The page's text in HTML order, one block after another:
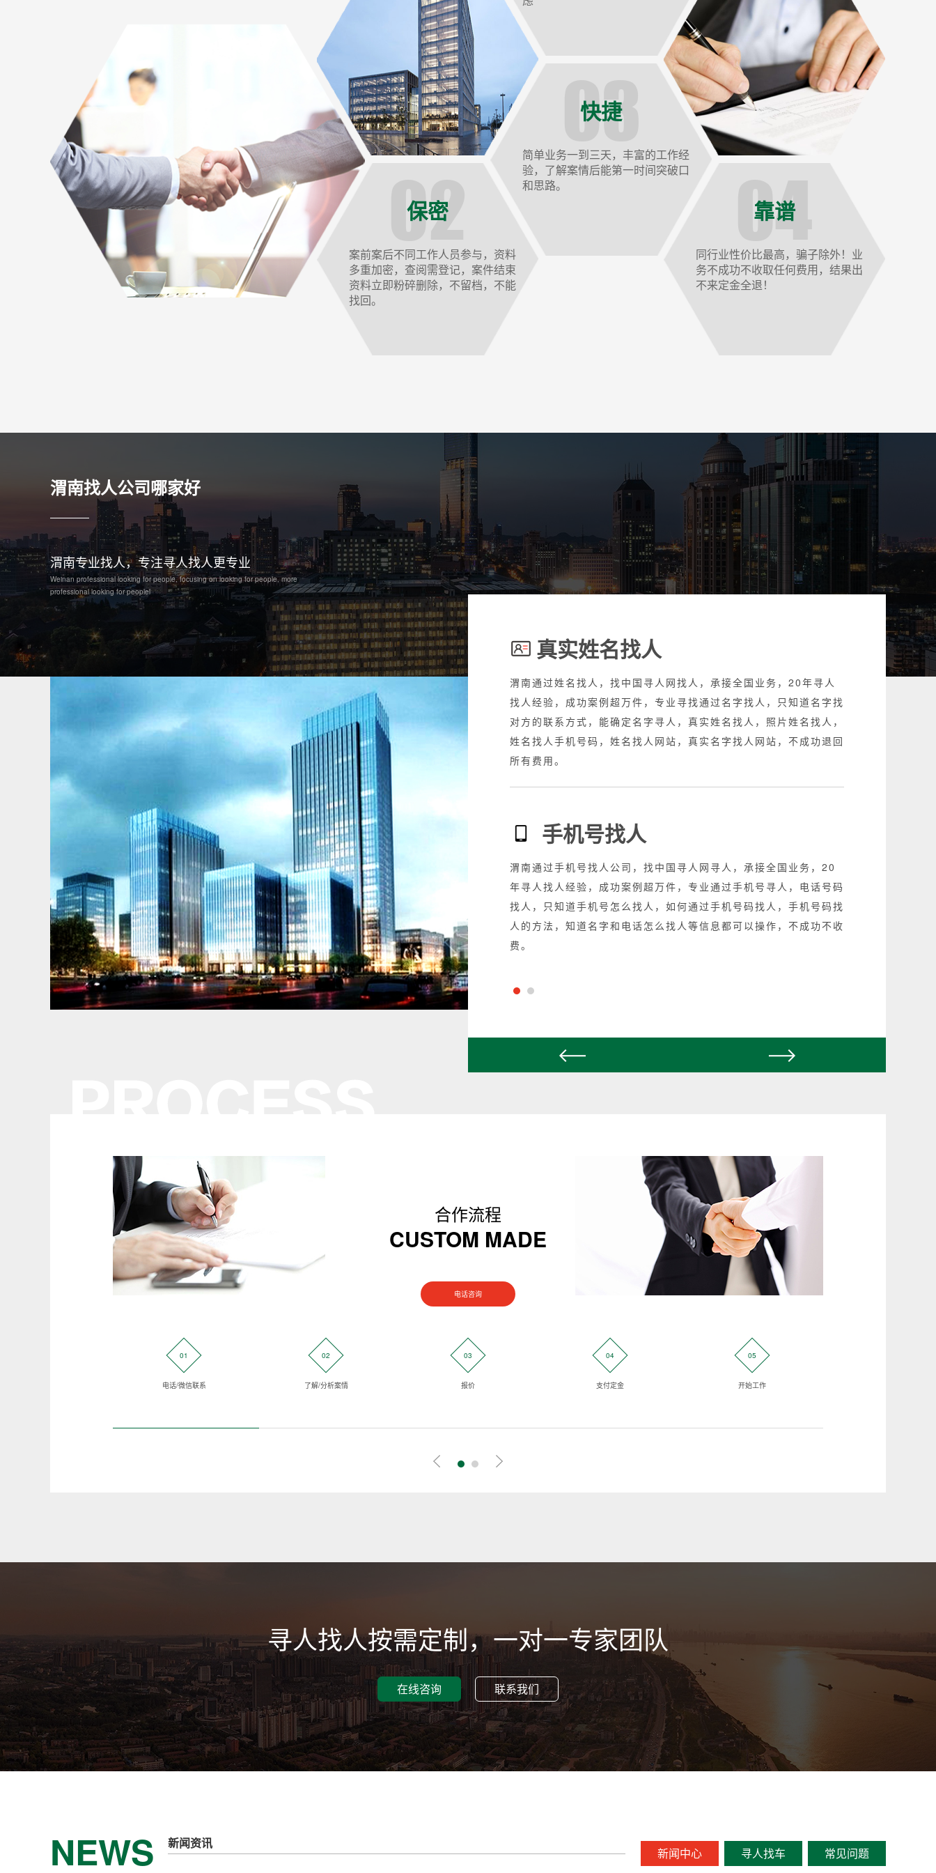
保密
案前案后不同工作人员参与，资料
多重加密，查阅需登记，案件结束
资料立即粉碎删除，不留档，不能
找回。
快捷
简单业务一到三天，丰富的工作经
验，了解案情后能第一时间突破口
和思路。
靠谱
同行业性价比最高，骗子除外！业
务不成功不收取任何费用，结果出
不来定金全退！
渭南找人公司哪家好
渭南专业找人，专注寻人找人更专业
Weinan professional looking for people, focusing on looking for people, more
professional looking for peoplel
车牌号找人
找人经验，成功案例超万件，专业找车平台，知道车牌寻人找车，车
丢了怎么找车最快，通过车找人信息，按揭车丢了怎么查，抵押车找
回，租车行车辆找回，车牌号找人怎么找人，专业找人车服务，找到
了给付费用，不成功不收费。
寻找老赖欠款人
渭南专业找老赖公司，找中国寻人网找人，承接全国业务，20年寻
人找人经验，成功案例超万件，专业寻找老赖、网逃，失信人，故意
失踪，债务人，欠钱失踪的，故意躲藏起来的，只需要身份证号码就
能找到人，找到了给付费用，不成功不收取任何费用
真实姓名找人
渭南通过姓名找人，找中国寻人网找人，承接全国业务，20年寻人
找人经验，成功案例超万件，专业寻找通过名字找人，只知道名字找
对方的联系方式，能确定名字寻人，真实姓名找人，照片姓名找人，
姓名找人手机号码，姓名找人网站，真实名字找人网站，不成功退回
所有费用。
手机号找人
渭南通过手机号找人公司，找中国寻人网寻人，承接全国业务，20
年寻人找人经验，成功案例超万件，专业通过手机号寻人，电话号码
找人，只知道手机号怎么找人，如何通过手机号码找人，手机号码找
人的方法，知道名字和电话怎么找人等信息都可以操作，不成功不收
费。
合作流程
CUSTOM MADE
电话咨询
01
电话/微信联系
02
了解/分析案情
03
报价
04
支付定金
05
开始工作
寻人找人按需定制，一对一专家团队
在线咨询 联系我们
NEWS 新闻资讯
新闻中心 寻人找车 常见问题